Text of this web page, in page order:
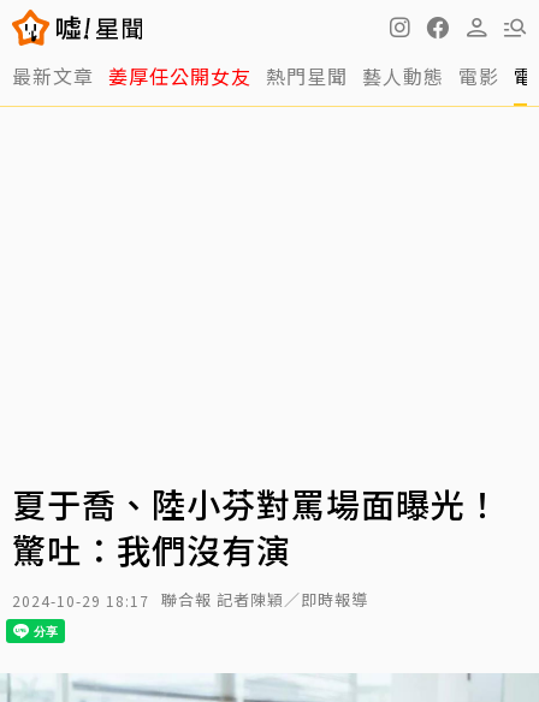
最新文章 姜厚任公開女友 熱門星聞 藝人動態 電影
夏于喬、陸小芬對罵場面曝光！
驚吐：我們沒有演
2024-10-29 18:17 聯合報 記者陳穎／即時報導